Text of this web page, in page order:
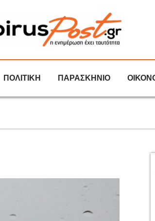
ΠΟΛΙΤΙΚΗ ΠΑΡΑΣΚΗΝΙΟ